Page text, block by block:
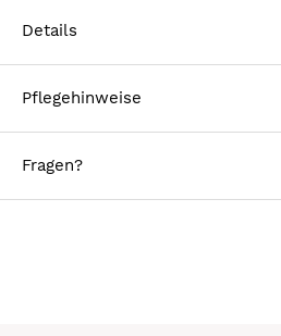
Details
Pflegehinweise
Fragen?